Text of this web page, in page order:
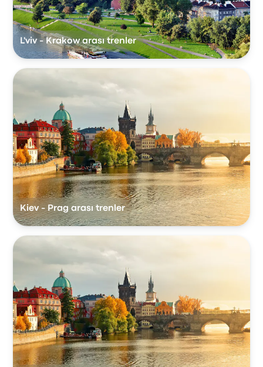
L'viv - Krakow arası trenler
Kiev - Prag arası trenler